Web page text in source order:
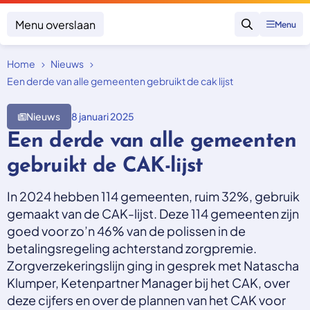
Menu overslaan
Zoeken
Menu
Klacht indienen
Onderwerpen
Zorgverzekering afsluiten
Zorgverzekering betalen
Vergoeding van zorg
Zorg in het buitenland
Nieuw in Nederland
Geen zorgverzekering
Focus en impact
Uitspraken
Over SKGZ
Nieuws
Casussen
Vacatures
Home
Nieuws
Een derde van alle gemeenten gebruikt de cak lijst
Een derde van alle gemeenten
gebruikt de CAK-lijst
Nieuws 8 januari 2025
In 2024 hebben 114 gemeenten, ruim 32%, gebruik
gemaakt van de CAK-lijst. Deze 114 gemeenten zijn
goed voor zo’n 46% van de polissen in de
betalingsregeling achterstand zorgpremie.
Zorgverzekeringslijn ging in gesprek met Natascha
Klumper, Ketenpartner Manager bij het CAK, over
deze cijfers en over de plannen van het CAK voor